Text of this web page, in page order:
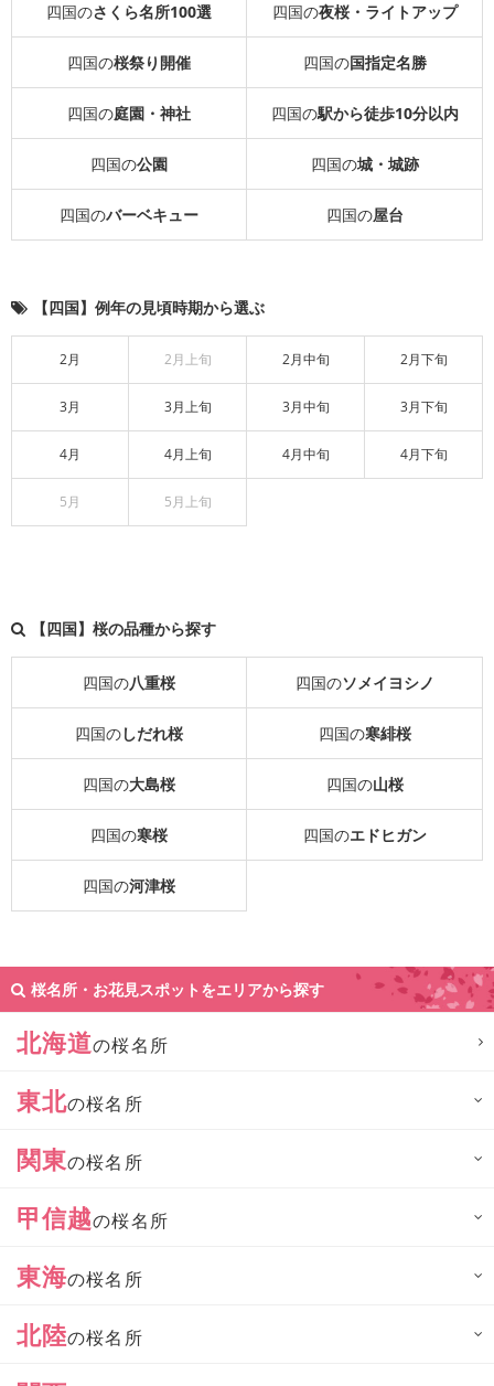
四国のさくら名所100選 四国の夜桜・ライトアップ
四国の桜祭り開催 四国の国指定名勝
四国の庭園・神社 四国の駅から徒歩10分以内
四国の公園 四国の城・城跡
四国のバーベキュー 四国の屋台
【四国】例年の見頃時期から選ぶ
2月 2月上旬 2月中旬 2月下旬
3月 3月上旬 3月中旬 3月下旬
4月 4月上旬 4月中旬 4月下旬
5月 5月上旬
【四国】桜の品種から探す
四国の八重桜 四国のソメイヨシノ
四国のしだれ桜 四国の寒緋桜
四国の大島桜 四国の山桜
四国の寒桜 四国のエドヒガン
四国の河津桜
桜名所・お花見スポットをエリアから探す
北海道の桜名所
東北の桜名所
関東の桜名所
甲信越の桜名所
東海の桜名所
北陸の桜名所